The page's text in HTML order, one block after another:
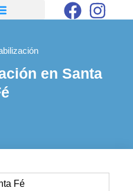
en Santa